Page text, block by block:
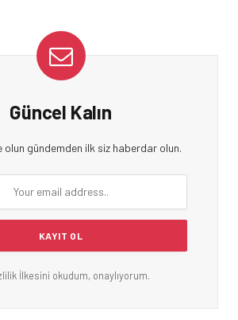
Güncel Kalın
olun gündemden ilk siz haberdar olun.
İlkesini okudum, onaylıyorum.